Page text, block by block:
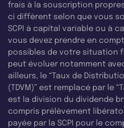
frais à la souscription
ci diffèrent selon que vous
SCPI à capital variable ou à
vous devez prendre en
possibles de votre situation
peut évoluer notamment
ailleurs, le “Taux de
(TDVM)” est remplacé par le
est la division du dividende
compris prélèvement
payée par la SCPI pour le